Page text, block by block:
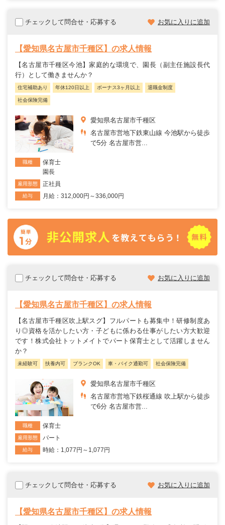
チェックして問合せ・応募する お気に入りに追加
【愛知県名古屋市千種区】の求人情報
【名古屋市千種区今池】家庭的な環境で、園長（副主任施設長代
行）として働きませんか？
住宅補助あり 年休120日以上 ボーナス3ヶ月以上 退職金制度
社会保険完備
愛知県名古屋市千種区
名古屋市営地下鉄東山線 今池駅から徒歩
で5分 名古屋市営...
職種
保育士
園長
雇用形態 正社員
給与 月給：312,000円～336,000円
チェックして問合せ・応募する お気に入りに追加
【愛知県名古屋市千種区】の求人情報
【名古屋市千種区吹上駅スグ】フルパートも募集中！研修制度あ
り◎資格を活かしたい方・子どもに係わる仕事がしたい方大歓迎
です！株式会社トットメイトでパート保育士として活躍しません
か？
未経験可 扶養内可 ブランクOK 車・バイク通勤可 社会保険完備
愛知県名古屋市千種区
名古屋市営地下鉄桜通線 吹上駅から徒歩
で6分 名古屋市営...
職種 保育士
雇用形態 パート
給与 時給：1,077円～1,077円
チェックして問合せ・応募する お気に入りに追加
【愛知県名古屋市千種区】の求人情報